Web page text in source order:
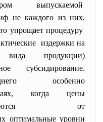
выпускаемой
не каждого из них,
упрощает процедуру
издержки на
вида продукции)
субсидирование.
особенно
когда цены
от
оптимальные уровни